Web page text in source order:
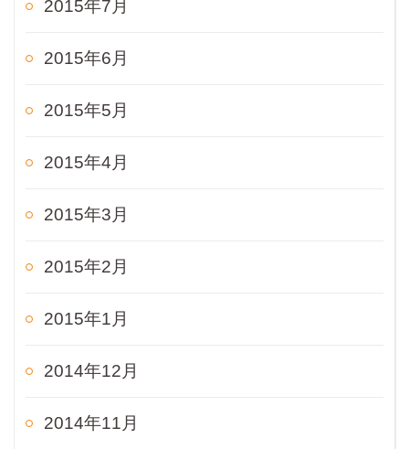
2015年7月
2015年6月
2015年5月
2015年4月
2015年3月
2015年2月
2015年1月
2014年12月
2014年11月